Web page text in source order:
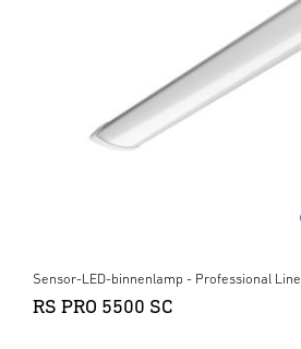
Sensor-LED-binnenlamp - Professional Line
RS PRO 5500 SC